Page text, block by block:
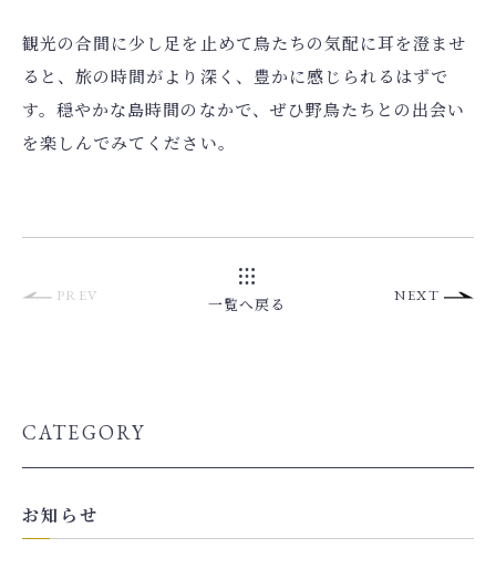
観光の合間に少し足を止めて鳥たちの気配に耳を澄ませ
ると、旅の時間がより深く、豊かに感じられるはずで
す。穏やかな島時間のなかで、ぜひ野鳥たちとの出会い
を楽しんでみてください。
PREV 一覧へ戻る NEXT
CATEGORY
お知らせ